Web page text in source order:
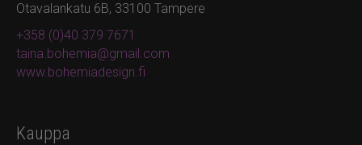
Otavalankatu 6B, 33100 Tampere
+358 (0)40 379 7671
taina.bohemia@gmail.com
www.bohemiadesign.fi
Kauppa